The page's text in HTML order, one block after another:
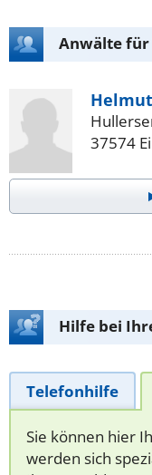
Anwälte für
37574
Hilfe bei
Telefonhilfe
Sie können hier
werden sich